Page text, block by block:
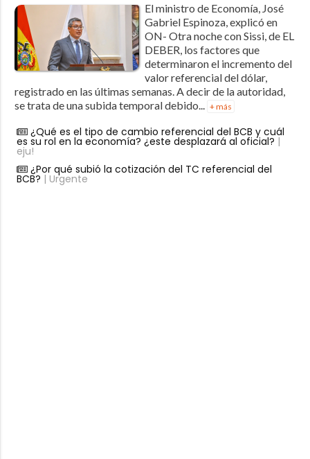
El ministro de Economía, José
Gabriel Espinoza, explicó en
ON- Otra noche con Sissi, de EL
DEBER, los factores que
determinaron el incremento del
valor referencial del dólar,
registrado en las últimas semanas. A decir de la autoridad,
se trata de una subida temporal debido... + más
¿Qué es el tipo de cambio referencial del BCB y cuál
es su rol en la economía? ¿este desplazará al oficial? |
eju!
¿Por qué subió la cotización del TC referencial del
BCB? | Urgente